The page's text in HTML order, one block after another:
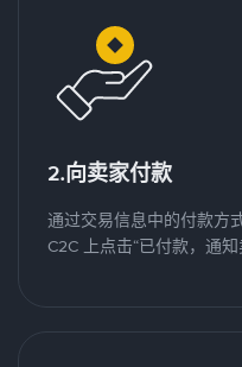
2.向卖家付款
通过交易信息中的付款方
C2C 上点击“已付款，通知